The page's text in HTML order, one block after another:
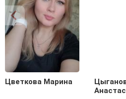
Цветкова Марина